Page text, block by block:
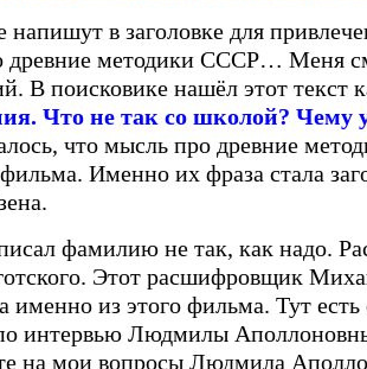
напишут в заголовке для
методики СССР… Меня
В поисковике нашёл этот текст
Что не так со школой? Чему
что мысль про древние
Именно их фраза стала
фамилию не так, как надо.
Этот расшифровщик
именно из этого фильма. Тут
интервью Людмилы
на мои вопросы Людмила